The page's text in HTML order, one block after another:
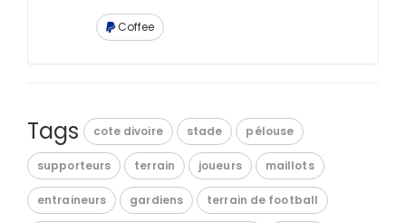
Coffee
Tags cote divoire stade pélouse
supporteurs terrain joueurs maillots
entraineurs gardiens terrain de football